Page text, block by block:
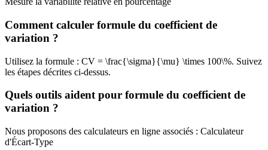
Comment calculer formule du coefficient de
variation ?
Utilisez la formule : CV = \frac{\sigma}{\mu} \times 100\%. Suivez
les étapes décrites ci-dessus.
Quels outils aident pour formule du coefficient de
variation ?
Nous proposons des calculateurs en ligne associés : Calculateur
d'Écart-Type